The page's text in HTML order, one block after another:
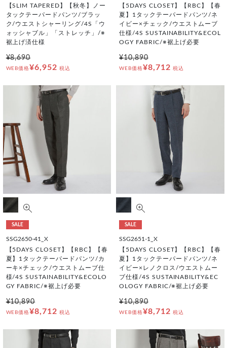
【SLIM TAPERED】【秋冬】ノー
タックテーパードパンツ/ブラッ
ク/ウエストシャーリング/4S「ウ
ォッシャブル」「ストレッチ」/※
裾上げ済仕様
¥8,690
WEB価格¥6,952 税込
【5DAYS CLOSET】【RBC】【春
夏】1タックテーパードパンツ/ネ
イビー×チェック/ウエストムーブ
仕様/4S SUSTAINABILITY&ECOL
OGY FABRIC/※裾上げ必要
¥10,890
WEB価格¥8,712 税込
SALE
SSG2650-41_X
【5DAYS CLOSET】【RBC】【春
夏】1タックテーパードパンツ/カ
ーキ×チェック/ウエストムーブ仕
様/4S SUSTAINABILITY&ECOLO
GY FABRIC/※裾上げ必要
¥10,890
WEB価格¥8,712 税込
SALE
SSG2651-1_X
【5DAYS CLOSET】【RBC】【春
夏】1タックテーパードパンツ/ネ
イビー×レノクロス/ウエストムー
ブ仕様/4S SUSTAINABILITY&EC
OLOGY FABRIC/※裾上げ必要
¥10,890
WEB価格¥8,712 税込